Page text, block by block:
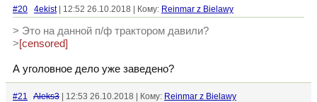
#20 4ekist| 12:52 26.10.2018 | Кому: Reinmar z Bielawy
> Это на данной п/ф трактором давили?
>[censored]
А уголовное дело уже заведено?
#21 Aleks3 | 12:53 26.10.2018 | Кому: Reinmar z Bielawy